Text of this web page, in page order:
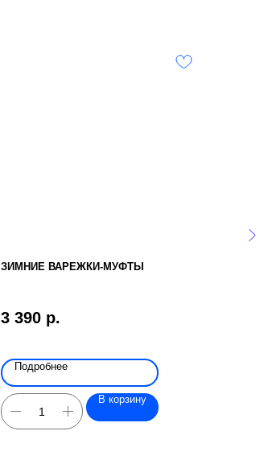
ЗИМНИЕ ВАРЕЖКИ-МУФТЫ
3 390 р.
Подробнее
В корзину